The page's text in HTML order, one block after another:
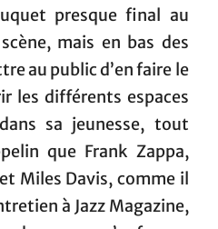
presque final au
mais en bas des
au public d’en faire le
les différents espaces
sa jeunesse, tout
que Frank Zappa,
Miles Davis, comme il
à Jazz Magazine,